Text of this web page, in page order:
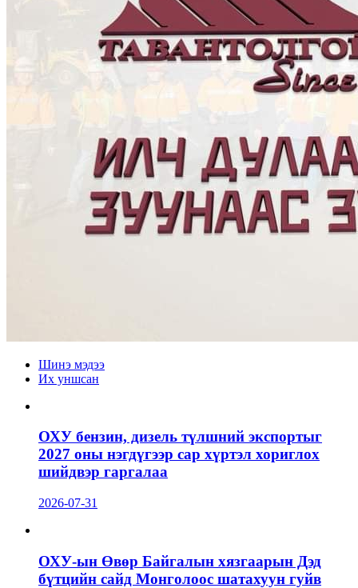
Шинэ мэдээ
Их уншсан
ОХУ бензин, дизель түлшний экспортыг
2027 оны нэгдүгээр сар хүртэл хориглох
шийдвэр гаргалаа
2026-07-31
ОХУ-ын Өвөр Байгалын хязгаарын Дэд
бүтцийн сайд Монголоос шатахуун гуйв